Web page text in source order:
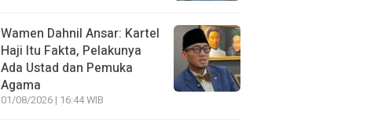
Wamen Dahnil Ansar: Kartel
Haji Itu Fakta, Pelakunya
Ada Ustad dan Pemuka
Agama
01/08/2026 | 16:44 WIB